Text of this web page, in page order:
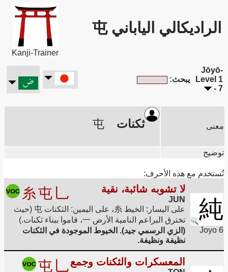
الراديكالي الياباني 屯
Kanji-Trainer
Jōyō-
Level 1
- 7
يبحث:
معنى ثكنات
توضيح
تُستخدم مع هذه الأحرف:
純
Joyo 6
لا تشوبه شائبة، نقية
JUN
糸屯 乚
على اليسار: الخيط 糸، على اليمين: الثكنات 屯 (حيث
تخترق البراعم النامية الأرض 一، قاموا ببناء ثكنات.)
(الزي الرسمي جيد). الخيوط الموجودة في الثكنات
نظيفة ونظيفة.
المعسكرات والثكنات وجمع 屯 乚